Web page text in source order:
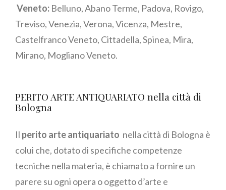
Veneto: Belluno, Abano Terme, Padova, Rovigo,
Treviso, Venezia, Verona, Vicenza, Mestre,
Castelfranco Veneto, Cittadella, Spinea, Mira,
Mirano, Mogliano Veneto.
PERITO ARTE ANTIQUARIATO nella città di
Bologna
Il perito arte antiquariato nella città di Bologna è
colui che, dotato di specifiche competenze
tecniche nella materia, è chiamato a fornire un
parere su ogni opera o oggetto d’arte e